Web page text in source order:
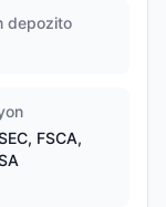
depozito
FSCA,